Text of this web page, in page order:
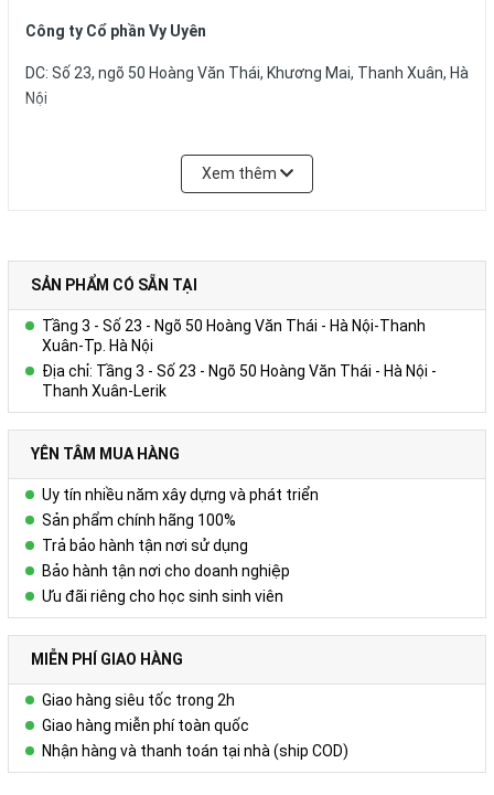
Công ty Cổ phần Vy Uyên
DC: Số 23, ngõ 50 Hoàng Văn Thái, Khương Mai, Thanh Xuân, Hà
Nội
Xem thêm
SẢN PHẨM CÓ SẴN TẠI
Tầng 3 - Số 23 - Ngõ 50 Hoàng Văn Thái - Hà Nội-Thanh
Xuân-Tp. Hà Nội
Địa chỉ: Tầng 3 - Số 23 - Ngõ 50 Hoàng Văn Thái - Hà Nội -
Thanh Xuân-Lerik
YÊN TÂM MUA HÀNG
Uy tín nhiều năm xây dựng và phát triển
Sản phẩm chính hãng 100%
Trả bảo hành tận nơi sử dụng
Bảo hành tận nơi cho doanh nghiệp
Ưu đãi riêng cho học sinh sinh viên
MIỄN PHÍ GIAO HÀNG
Giao hàng siêu tốc trong 2h
Giao hàng miễn phí toàn quốc
Nhận hàng và thanh toán tại nhà (ship COD)